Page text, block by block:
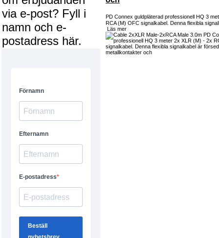
via e-post? Fyll i
namn och e-
postadress här.
PD Connex guldpläterad professionell HQ 3
RCA (M) OFC signalkabel. Denna flexibla
Läs mer